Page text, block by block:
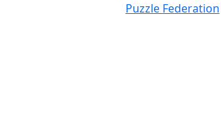
Puzzle Federation